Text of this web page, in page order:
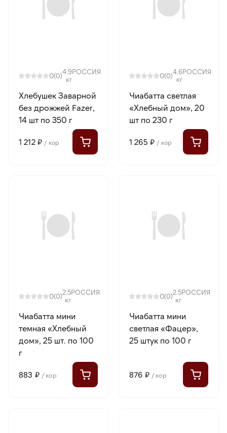
0(0)4.9
кг
РОССИЯ
Хлебушек Заварной
без дрожжей Fazer,
14 шт по 350 г
1 212 ₽ / кор
0(0)4.6
кг
РОССИЯ
Чиабатта светлая
«Хлебный дом», 20
шт по 230 г
1 265 ₽ / кор
0(0)2.5
кг
РОССИЯ
Чиабатта мини
темная «Хлебный
дом», 25 шт. по 100
г
883 ₽ / кор
0(0)2.5
кг
РОССИЯ
Чиабатта мини
светлая «Фацер»,
25 штук по 100 г
876 ₽ / кор